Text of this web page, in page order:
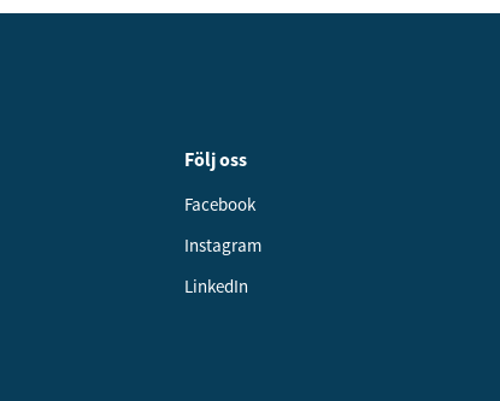
Följ oss
Facebook
Instagram
LinkedIn